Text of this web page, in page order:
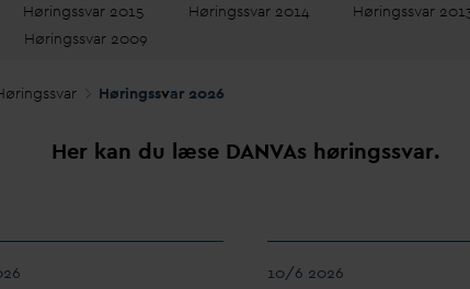
Høringssvar 2015 Høringssvar 2014 Høringssvar
Høringssvar 2009
var Høringssvar 2026
Her kan du læse DANVAs høringssvar.
10/6 2026